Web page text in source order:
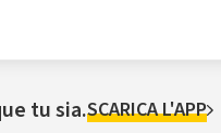
tu sia.SCARICA L'APP